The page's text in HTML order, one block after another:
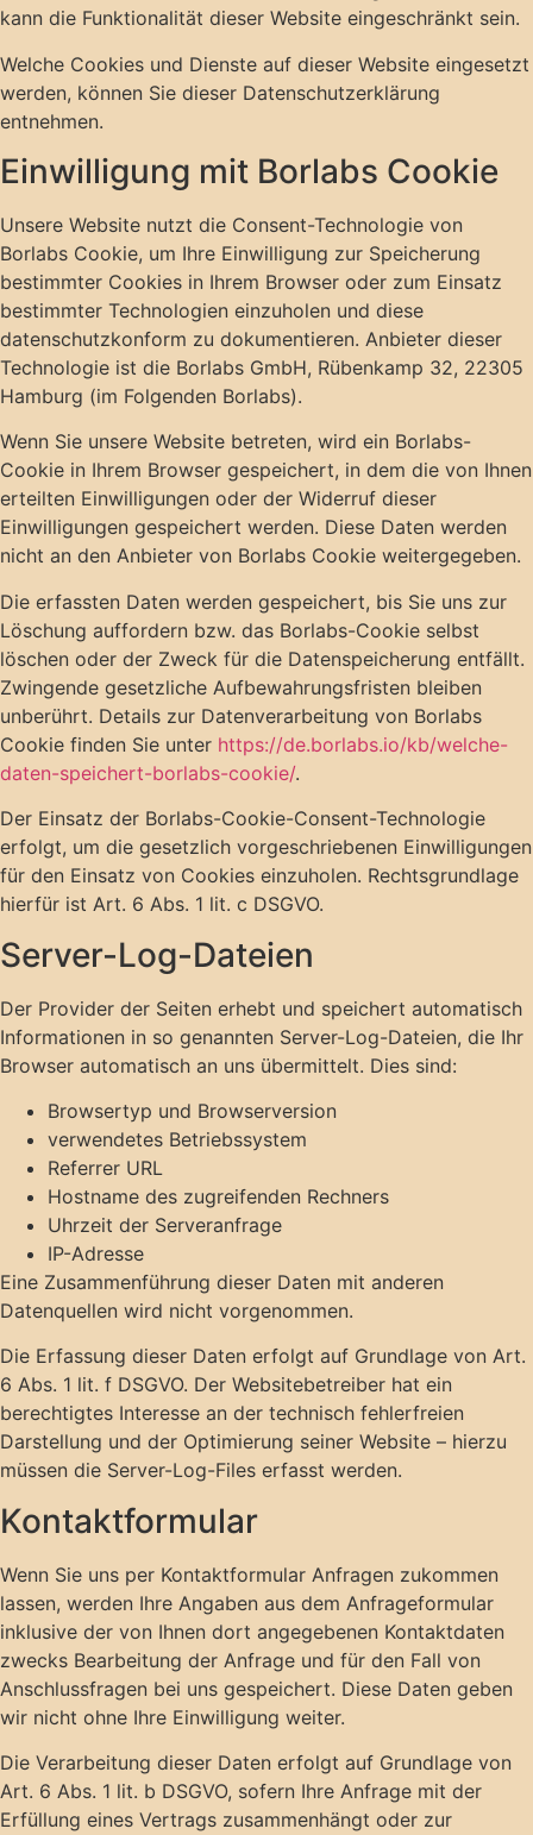
kann die Funktionalität dieser Website eingeschränkt sein.
Welche Cookies und Dienste auf dieser Website eingesetzt
werden, können Sie dieser Datenschutzerklärung
entnehmen.
Einwilligung mit Borlabs Cookie
Unsere Website nutzt die Consent-Technologie von
Borlabs Cookie, um Ihre Einwilligung zur Speicherung
bestimmter Cookies in Ihrem Browser oder zum Einsatz
bestimmter Technologien einzuholen und diese
datenschutzkonform zu dokumentieren. Anbieter dieser
Technologie ist die Borlabs GmbH, Rübenkamp 32, 22305
Hamburg (im Folgenden Borlabs).
Wenn Sie unsere Website betreten, wird ein Borlabs-
Cookie in Ihrem Browser gespeichert, in dem die von Ihnen
erteilten Einwilligungen oder der Widerruf dieser
Einwilligungen gespeichert werden. Diese Daten werden
nicht an den Anbieter von Borlabs Cookie weitergegeben.
Die erfassten Daten werden gespeichert, bis Sie uns zur
Löschung auffordern bzw. das Borlabs-Cookie selbst
löschen oder der Zweck für die Datenspeicherung entfällt.
Zwingende gesetzliche Aufbewahrungsfristen bleiben
unberührt. Details zur Datenverarbeitung von Borlabs
Cookie finden Sie unter https://de.borlabs.io/kb/welche-
daten-speichert-borlabs-cookie/.
Der Einsatz der Borlabs-Cookie-Consent-Technologie
erfolgt, um die gesetzlich vorgeschriebenen Einwilligungen
für den Einsatz von Cookies einzuholen. Rechtsgrundlage
hierfür ist Art. 6 Abs. 1 lit. c DSGVO.
Server-Log-Dateien
Der Provider der Seiten erhebt und speichert automatisch
Informationen in so genannten Server-Log-Dateien, die Ihr
Browser automatisch an uns übermittelt. Dies sind:
Browsertyp und Browserversion
verwendetes Betriebssystem
Referrer URL
Hostname des zugreifenden Rechners
Uhrzeit der Serveranfrage
IP-Adresse
Eine Zusammenführung dieser Daten mit anderen
Datenquellen wird nicht vorgenommen.
Die Erfassung dieser Daten erfolgt auf Grundlage von Art.
6 Abs. 1 lit. f DSGVO. Der Websitebetreiber hat ein
berechtigtes Interesse an der technisch fehlerfreien
Darstellung und der Optimierung seiner Website – hierzu
müssen die Server-Log-Files erfasst werden.
Kontaktformular
Wenn Sie uns per Kontaktformular Anfragen zukommen
lassen, werden Ihre Angaben aus dem Anfrageformular
inklusive der von Ihnen dort angegebenen Kontaktdaten
zwecks Bearbeitung der Anfrage und für den Fall von
Anschlussfragen bei uns gespeichert. Diese Daten geben
wir nicht ohne Ihre Einwilligung weiter.
Die Verarbeitung dieser Daten erfolgt auf Grundlage von
Art. 6 Abs. 1 lit. b DSGVO, sofern Ihre Anfrage mit der
Erfüllung eines Vertrags zusammenhängt oder zur